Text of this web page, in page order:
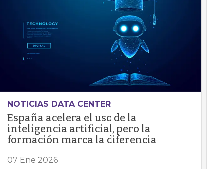
NOTICIAS DATA CENTER
España acelera el uso de la
inteligencia artificial, pero la
formación marca la diferencia
07 Ene 2026